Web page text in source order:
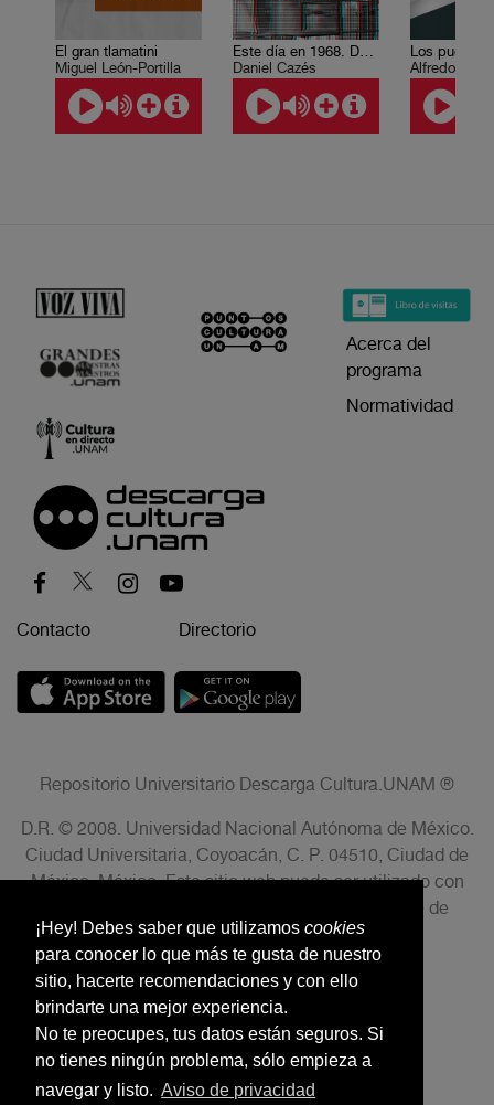
¡Hey! Debes saber que utilizamos cookies
para conocer lo que más te gusta de nuestro
sitio, hacerte recomendaciones y con ello
brindarte una mejor experiencia.
No te preocupes, tus datos están seguros. Si
no tienes ningún problema, sólo empieza a
navegar y listo. Aviso de privacidad
El gran tlamatini
Miguel León-Portilla
Este día en 1968. Del 1 al 7 de octubre
Daniel Cazés
Acerca del
programa
Normatividad
Contacto Directorio
Repositorio Universitario Descarga Cultura.UNAM ®
D.R. © 2008. Universidad Nacional Autónoma de México.
Ciudad Universitaria, Coyoacán, C. P. 04510, Ciudad de
México, México. Este sitio web puede ser utilizado con
fines no lucrativos siempre que se cite la fuente de
conformidad con el AVISO LEGAL.